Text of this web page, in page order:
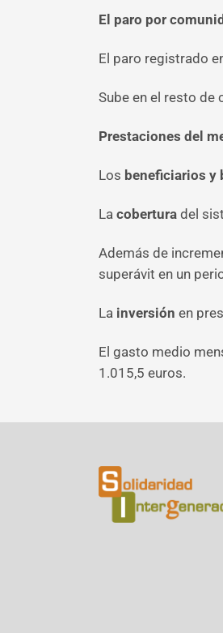
El paro por
El paro registrado
Sube en el resto de
Prestaciones del
Los beneficiarios y
La cobertura del
Además de
superávit en un
La inversión en
El gasto medio
1.015,5 euros.